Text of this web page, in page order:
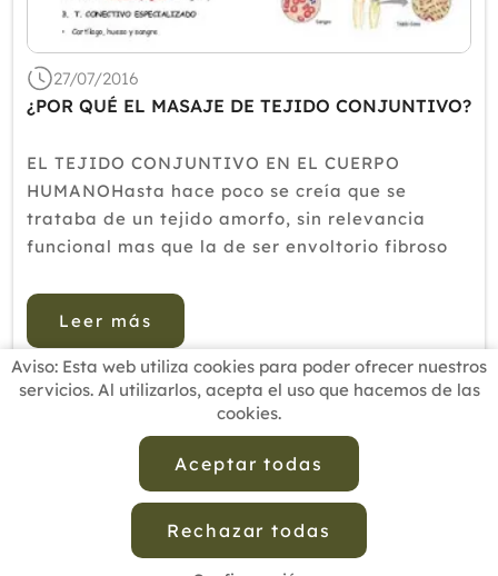
2020
2018
2016
2015
2012
27/07/2016
¿POR QUÉ EL MASAJE DE TEJIDO CONJUNTIVO?
EL TEJIDO CONJUNTIVO EN EL CUERPO
HUMANOHasta hace poco se creía que se
trataba de un tejido amorfo, sin relevancia
funcional mas que la de ser envoltorio fibroso
estudios recientes ha demostrado su gran
importancia.Bases estructurales del Tejido
Conect...
Leer más
Aviso: Esta web utiliza cookies para poder ofrecer nuestros
servicios. Al utilizarlos, acepta el uso que hacemos de las
cookies.
Aceptar todas
Rechazar todas
BUSCADOR PROFESIONALES
ESCUELAS RECOMENDADAS
CONTACTO
Política de Privacidad de Datos
Política de Calidad
Política de Cookies